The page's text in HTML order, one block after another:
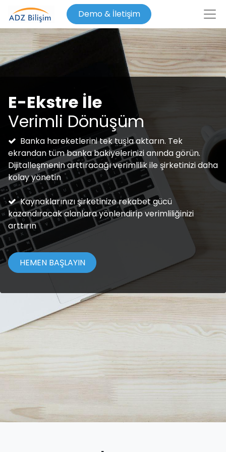
Demo & İletişim
E-Ekstre İle
Verimli Dönüşüm
Banka hareketlerini tek tuşla aktarın. Tek
ekrandan tüm banka bakiyelerinizi anında görün.
Dijitalleşmenin arttıracağı verimlilik ile şirketinizi daha
kolay yönetin
Kaynaklarınızı şirketinize rekabet gücü
kazandıracak alanlara yönlendirip verimliliğinizi
arttırın
HEMEN BAŞLAYIN